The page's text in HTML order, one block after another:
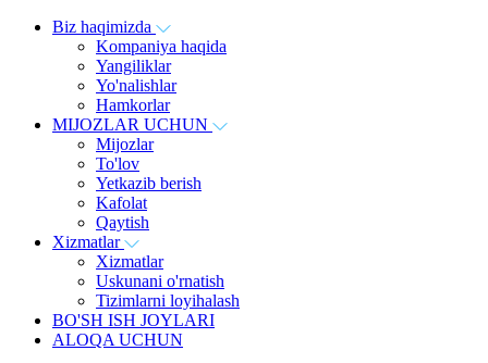
Biz haqimizda
Kompaniya haqida
Yangiliklar
Yo'nalishlar
Hamkorlar
MIJOZLAR UCHUN
Mijozlar
To'lov
Yetkazib berish
Kafolat
Qaytish
Xizmatlar
Xizmatlar
Uskunani o'rnatish
Tizimlarni loyihalash
BO'SH ISH JOYLARI
ALOQA UCHUN